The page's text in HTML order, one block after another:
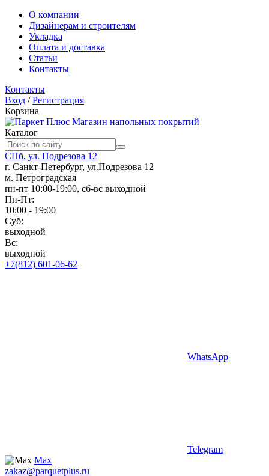
О компании
Дизайнерам и строителям
Укладка
Оплата и доставка
Статьи
Контакты
Контакты
Вход /Регистрация
Корзина
Магазин напольных покрытий
Каталог
СПб, ул. Подрезова 12
г. Санкт-Петербург, ул.Подрезова 12
м. Петроградская
пн-пт 10:00-19:00, сб-вс выходной
Пн-Пт:
10:00 - 19:00
Суб:
выходной
Вс:
выходной
+7(812) 601-06-62
WhatsApp
Telegram
Max
zakaz@parquetplus.ru